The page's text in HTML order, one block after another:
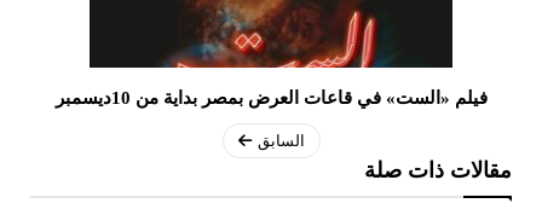
فيلم «الست» في قاعات العرض بمصر بداية من 10ديسمبر
السابق
مقالات ذات صلة